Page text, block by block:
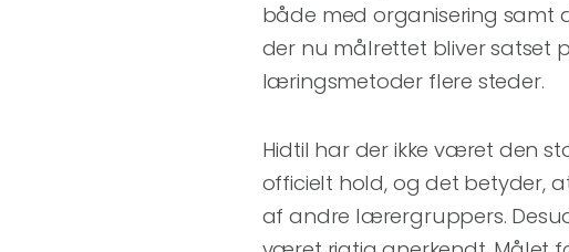
både med organisering samt
der nu målrettet bliver satset
læringsmetoder flere steder.
Hidtil har der ikke været den
officielt hold, og det betyder,
af andre lærergruppers.